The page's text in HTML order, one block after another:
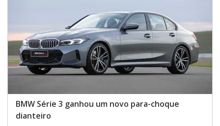
BMW Série 3 ganhou um novo para-choque
dianteiro